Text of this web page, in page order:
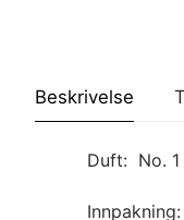
Beskrivelse
Duft: No. 1